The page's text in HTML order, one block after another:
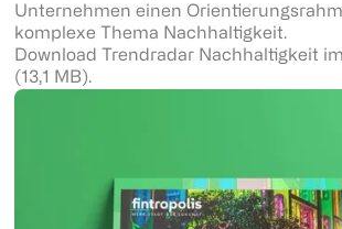
Unternehmen einen
komplexe Thema Nachhaltigkeit.
Download Trendradar Nachhaltigkeit
(13,1 MB).